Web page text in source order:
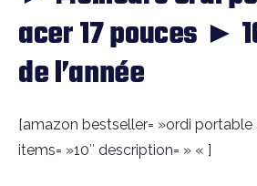
acer 17 pouces ►
de l’année
[amazon bestseller= »ordi portable
items= »10″ description= » « ]